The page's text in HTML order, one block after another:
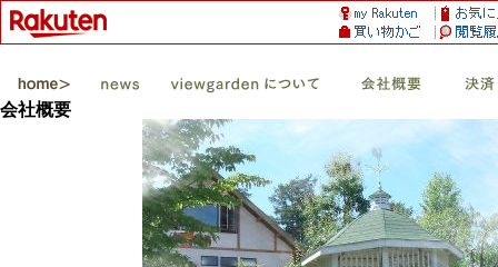
会社概要